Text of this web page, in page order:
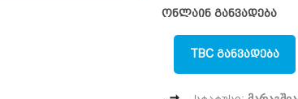
ონლაინ განვადება
TBC ᲒᲐᲜᲕᲐᲓᲔᲑᲐ